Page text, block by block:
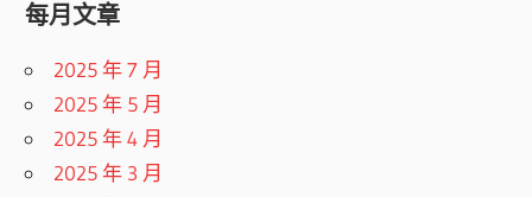
每月文章
2025 年 7 月
2025 年 5 月
2025 年 4 月
2025 年 3 月